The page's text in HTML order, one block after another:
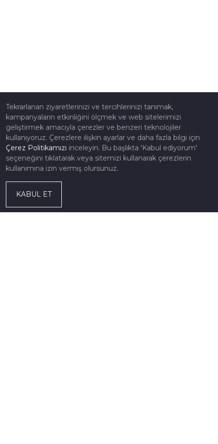
Tekrarlanan ziyaretlerinizi ve tercihlerinizi tanımak,
kampanyaların etkinliğini ölçmek ve web sitelerimizi
geliştirmek amacıyla çerezler ve benzeri teknolojiler
kullanıyoruz. Çerezlere ilişkin ayarlar ve daha fazla bilgi için
Çerez Politikamızı inceleyin. Bu başlıkta 'Kabul ediyorum'
seçeneğini tıklatarak veya sitemizi kullanarak çerezlerin
kullanımına izin vermiş olursunuz.
KABUL ET